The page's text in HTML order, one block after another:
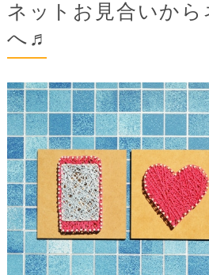
ネットお見合いから
へ♬